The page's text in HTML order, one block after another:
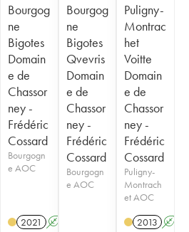
Bourgog
ne
Bigotes
Domain
e de
Chassor
ney -
Frédéric
Cossard
Bourgogn
e AOC
2021 A
Bourgog
ne
Bigotes
Qvevris
Domain
e de
Chassor
ney -
Frédéric
Cossard
Bourgogn
e AOC
Puligny-
Montrac
het
Voitte
Domain
e de
Chassor
ney -
Frédéric
Cossard
Puligny-
Montrach
et AOC
2013 A